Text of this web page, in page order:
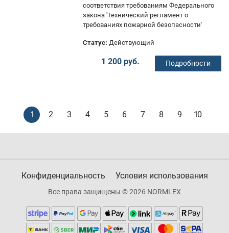
соответствия требованиям Федерального
закона 'Технический регламент о
требованиях пожарной безопасности'
Статус: Действующий
1 200 руб. Подробности
1 2 3 4 5 6 7 8 9 10
Конфиденциальность Условия использования
Все права защищены © 2026 NORMLEX